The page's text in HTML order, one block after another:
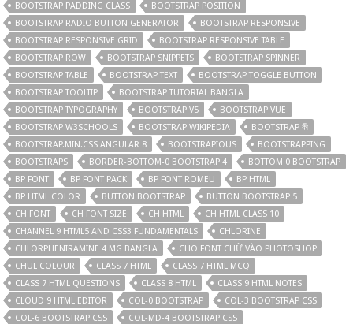
BOOTSTRAP PADDING CLASS
BOOTSTRAP POSITION
BOOTSTRAP RADIO BUTTON GENERATOR
BOOTSTRAP RESPONSIVE
BOOTSTRAP RESPONSIVE GRID
BOOTSTRAP RESPONSIVE TABLE
BOOTSTRAP ROW
BOOTSTRAP SNIPPETS
BOOTSTRAP SPINNER
BOOTSTRAP TABLE
BOOTSTRAP TEXT
BOOTSTRAP TOGGLE BUTTON
BOOTSTRAP TOOLTIP
BOOTSTRAP TUTORIAL BANGLA
BOOTSTRAP TYPOGRAPHY
BOOTSTRAP V5
BOOTSTRAP VUE
BOOTSTRAP W3SCHOOLS
BOOTSTRAP WIKIPEDIA
BOOTSTRAP কী
BOOTSTRAP.MIN.CSS ANGULAR 8
BOOTSTRAPIOUS
BOOTSTRAPPING
BOOTSTRAPS
BORDER-BOTTOM-0 BOOTSTRAP 4
BOTTOM 0 BOOTSTRAP
BP FONT
BP FONT PACK BP FONT ROMEU
BP HTML
BP HTML COLOR
BUTTON BOOTSTRAP
BUTTON BOOTSTRAP 5
CH FONT
CH FONT SIZE CH HTML
CH HTML CLASS 10
CHANNEL 9 HTML5 AND CSS3 FUNDAMENTALS
CHLORINE
CHLORPHENIRAMINE 4 MG BANGLA
CHO FONT CHỮ VÀO PHOTOSHOP
CHUL COLOUR
CLASS 7 HTML
CLASS 7 HTML MCQ
CLASS 7 HTML QUESTIONS
CLASS 8 HTML
CLASS 9 HTML NOTES
CLOUD 9 HTML EDITOR
COL-0 BOOTSTRAP
COL-3 BOOTSTRAP CSS
COL-6 BOOTSTRAP CSS
COL-MD-4 BOOTSTRAP CSS